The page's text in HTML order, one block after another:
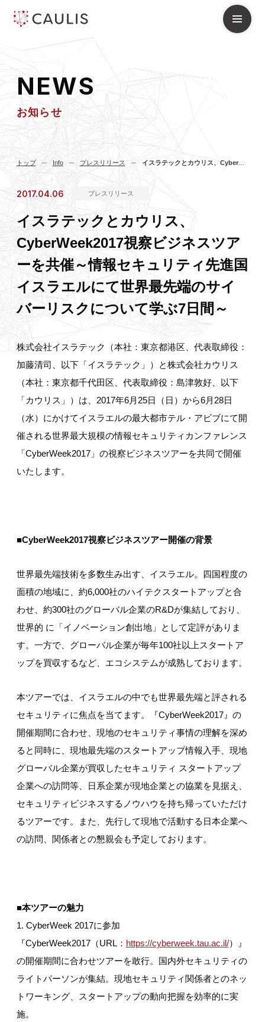
NEWS
お知らせ
トップ Info プレスリリース イスラテックとカウリス、CyberWeek2017視察ビジネスツアーを共催～情報セキュリティ先進国イスラエルにて世界最先端のサイバーリスクについて学ぶ7日間～
2017.04.06 プレスリリース
イスラテックとカウリス、
CyberWeek2017視察ビジネスツア
ーを共催～情報セキュリティ先進国
イスラエルにて世界最先端のサイ
バーリスクについて学ぶ7日間～
株式会社イスラテック（本社：東京都港区、代表取締役：
加藤清司、以下「イスラテック」）と株式会社カウリス
（本社：東京都千代田区、代表取締役：島津敦好、以下
「カウリス」）は、2017年6月25日（日）から6月28日
（水）にかけてイスラエルの最大都市テル・アビブにて開
催される世界最大規模の情報セキュリティカンファレンス
「CyberWeek2017」の視察ビジネスツアーを共同で開催
いたします。
■CyberWeek2017視察ビジネスツアー開催の背景
世界最先端技術を多数生み出す、イスラエル。四国程度の
面積の地域に、約6,000社のハイテクスタートアップと合
わせ、約300社のグローバル企業のR&Dが集結しており、
世界的 に「イノベーション創出地」として定評がありま
す。一方で、グローバル企業が毎年100社以上スタートア
ップを買収するなど、エコシステムが成熟しております。
本ツアーでは、イスラエルの中でも世界最先端と評される
セキュリティに焦点を当てます。『CyberWeek2017』の
開催期間に合わせ、現地のセキュリティ事情の理解を深め
ると同時に、現地最先端のスタートアップ情報入手、現地
グローバル企業が買収したセキュリティ スタートアップ
企業への訪問等、日系企業が現地企業との協業を見据え、
セキュリティビジネスするノウハウを持ち帰っていただけ
るツアーです。また、先行して現地で活動する日本企業へ
の訪問、関係者との懇親会も予定しております。
■本ツアーの魅力
1. CyberWeek 2017に参加
『CyberWeek2017（URL： https://cyberweek.tau.ac.il/）』
の開催期間に合わせツアーを敢行。国内外セキュリティの
ライトパーソンが集結。現地セキュリティ関係者とのネッ
トワーキング、スタートアップの動向把握を効率的に実
施。